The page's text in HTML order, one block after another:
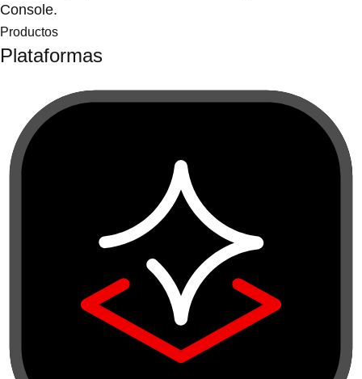
Console.
Productos
Plataformas